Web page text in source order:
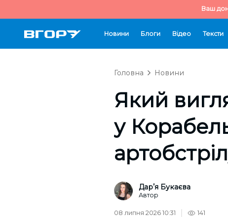
Ваш
Новини Блоги Відео Тексти
Головна Новини
Який
у
Дарʼя Букаєва
Автор
08 липня 2026 10:31 141